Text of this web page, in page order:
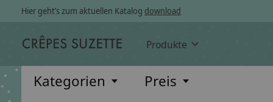
Hier geht’s zum aktuellen Katalog download
Produkte
Kategorien Preis